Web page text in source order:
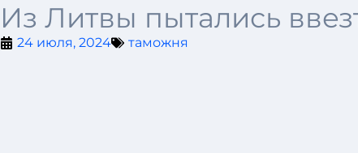
Из Литвы пытались
24 июля, 2024 таможня